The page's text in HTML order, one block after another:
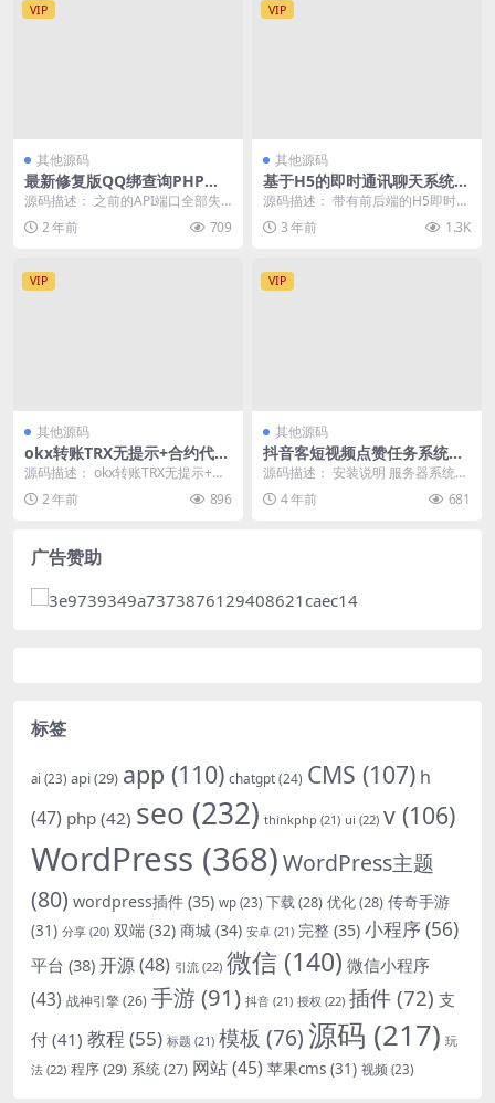
VIP
其他源码
最新修复版QQ绑查询PHP网
站源码
源码描述： 之前的API端口全部失
效也没人去弄 今天刚好有时间就全
部修复和优化了...
2 年前 709
VIP
其他源码
基于H5的即时通讯聊天系统源
码-全套完整源代码
源码描述： 带有前后端的H5即时通
讯聊天系统源码。该源码是一个开
源的即时通信de...
3 年前 1.3K
VIP
其他源码
okx转账TRX无提示+合约代码
+OKX防封+后台+详细部署说
明
源码描述： okx转账TRX无提示+合
约代码+OKX防封+后台+详细部署说
明 提...
2 年前 896
VIP
其他源码
抖音客短视频点赞任务系统完
美运营级别[等级功能+信誉积
分+保证金]
源码描述： 安装说明 服务器系统：
Linux+Centos7.0以上+宝塔 亲测...
4 年前 681
广告赞助
标签
ai (23) api(29) app (110) chatgpt(24) CMS (107) h
(47) php (42) seo (232) thinkphp (21) ui (22) v (106)
WordPress (368)WordPress主题
(80) wordpress插件 (35) wp (23) 下载(28) 优化(28) 传奇手游
(31) 分享 (20) 双端 (32) 商城 (34) 安卓 (21) 完整 (35) 小程序(56)
平台 (38) 开源(48) 引流 (22) 微信 (140) 微信小程序
(43) 战神引擎(26) 手游(91) 抖音 (21) 授权 (22) 插件 (72) 支
付 (41) 教程 (55) 标题 (21) 模板 (76)源码 (217) 玩
法 (22) 程序(29) 系统(27) 网站(45) 苹果cms (31) 视频 (23)